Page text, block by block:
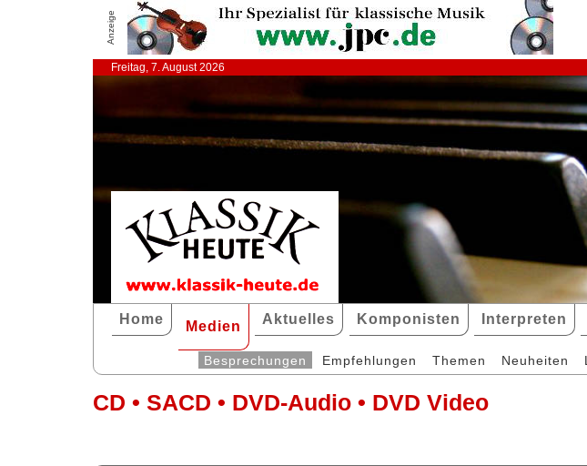
Anzeige
Freitag, 7. August 2026
Home Medien Aktuelles Komponisten Interpreten
Besprechungen Empfehlungen Themen Neuheiten
CD • SACD • DVD-Audio • DVD Video